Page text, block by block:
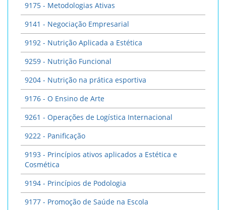
9175 - Metodologias Ativas
9141 - Negociação Empresarial
9192 - Nutrição Aplicada a Estética
9259 - Nutrição Funcional
9204 - Nutrição na prática esportiva
9176 - O Ensino de Arte
9261 - Operações de Logística Internacional
9222 - Panificação
9193 - Princípios ativos aplicados a Estética e
Cosmética
9194 - Princípios de Podologia
9177 - Promoção de Saúde na Escola